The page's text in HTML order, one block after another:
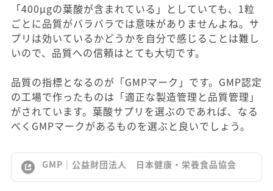
「400μgの葉酸が含まれている」としていても、1粒
ごとに品質がバラバラでは意味がありませんよね。サ
プリは効いているかどうかを自分で感じることは難し
いので、品質への信頼はとても大切です。
品質の指標となるのが「GMPマーク」です。GMP認定
の工場で作ったものは「適正な製造管理と品質管理」
がされています。葉酸サプリを選ぶのであれば、なる
べくGMPマークがあるものを選ぶと良いでしょう。
GMP｜公益財団法人 日本健康・栄養食品協会